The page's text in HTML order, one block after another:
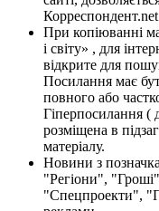
При копіюванні
і світу» , для
відкрите для
Посилання має
повного або
Гіперпосилання (
розміщена в
матеріалу.
Новини з
"Регіони",
"Спецпроекти",